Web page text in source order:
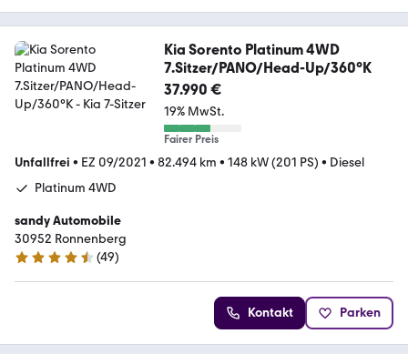
Kia Sorento Platinum 4WD
7.Sitzer/PANO/Head-Up/360°K
37.990 €
19% MwSt.
Fairer Preis
Unfallfrei • EZ 09/2021 • 82.494 km • 148 kW (201 PS) • Diesel
Platinum 4WD
sandy Automobile
30952 Ronnenberg
4.7 Sterne
(49)
Kontakt Parken